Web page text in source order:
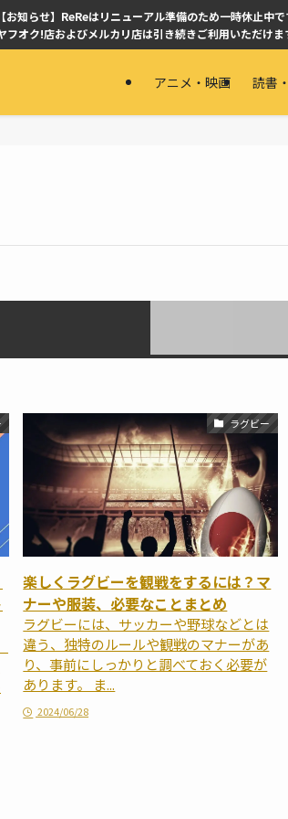
【お知らせ】ReReはリニューアル準備のため一時休止中で
フオク!店およびメルカリ店は引き続きご利用いただけま
アニメ・映画 読書
ラグビー
楽しくラグビーを観戦をするには？マ
ナーや服装、必要なことまとめ
ラグビーには、サッカーや野球などとは
違う、独特のルールや観戦のマナーがあ
り、事前にしっかりと調べておく必要が
あります。 ま...
2024/06/28